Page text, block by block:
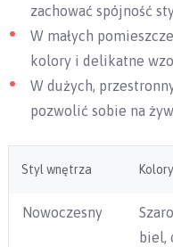
zachować spójność
W małych
kolory i delikatne
W dużych,
pozwolić sobie na
Styl wnętrza
Nowoczesny
biel,